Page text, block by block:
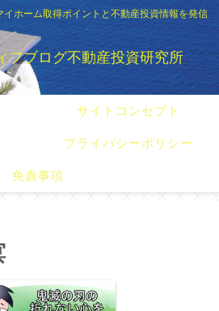
ホーム取得ポイントと不動産投資情報を発信
フブログ不動産投資研究所
サイトコンセプト
プライバシーポリシー
免責事項